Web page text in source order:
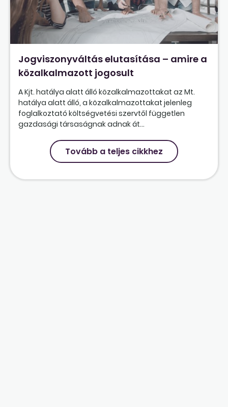
Jogviszonyváltás elutasítása – amire a
közalkalmazott jogosult
A Kjt. hatálya alatt álló közalkalmazottakat az Mt.
hatálya alatt álló, a közalkalmazottakat jelenleg
foglalkoztató költségvetési szervtől független
gazdasági társaságnak adnak át...
Tovább a teljes cikkhez